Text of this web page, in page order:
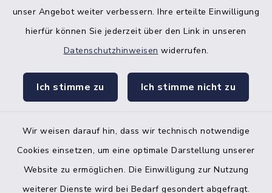
unser Angebot weiter verbessern. Ihre erteilte Einwilligung
hierfür können Sie jederzeit über den Link in unseren
Datenschutzhinweisen widerrufen.
Ich stimme zu Ich stimme nicht zu
Wir weisen darauf hin, dass wir technisch notwendige
Cookies einsetzen, um eine optimale Darstellung unserer
Website zu ermöglichen. Die Einwilligung zur Nutzung
weiterer Dienste wird bei Bedarf gesondert abgefragt.
facebook
Bankverbindung der Amtskasse